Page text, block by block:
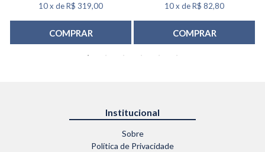
10x deR$ 319,00
COMPRAR
10x deR$ 82,80
COMPRAR
Institucional
Sobre
Política de Privacidade